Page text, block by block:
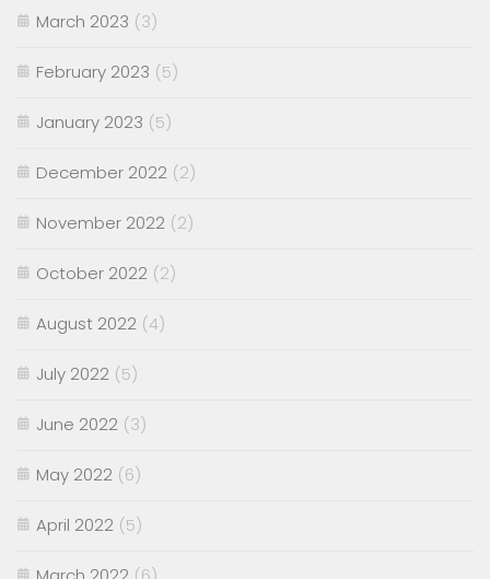
March 2023 (3)
February 2023 (5)
January 2023 (5)
December 2022 (2)
November 2022 (2)
October 2022 (2)
August 2022 (4)
July 2022 (5)
June 2022 (3)
May 2022 (6)
April 2022 (5)